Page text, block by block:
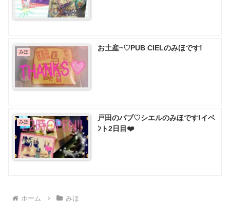
みほ お土産~♡PUB CIELのみほです!
みほ
戸田のパブ♡ シエルのみほです!イベ
ﾝト2日目❤️
ホーム みほ